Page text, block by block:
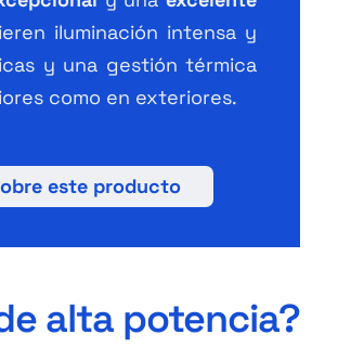
iluminación intensa y
y una gestión térmica
como en exteriores.
este producto
alta potencia?